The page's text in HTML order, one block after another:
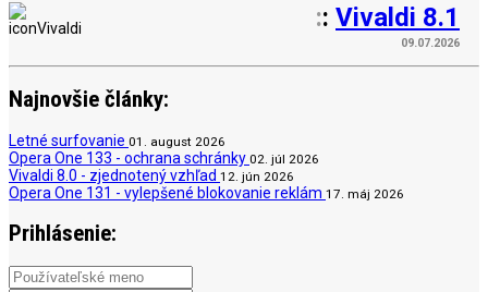
:: Vivaldi 8.1
09.07.2026
Najnovšie články:
Letné surfovanie 01. august 2026
Opera One 133 - ochrana schránky 02. júl 2026
Vivaldi 8.0 - zjednotený vzhľad 12. jún 2026
Opera One 131 - vylepšené blokovanie reklám 17. máj 2026
Prihlásenie: